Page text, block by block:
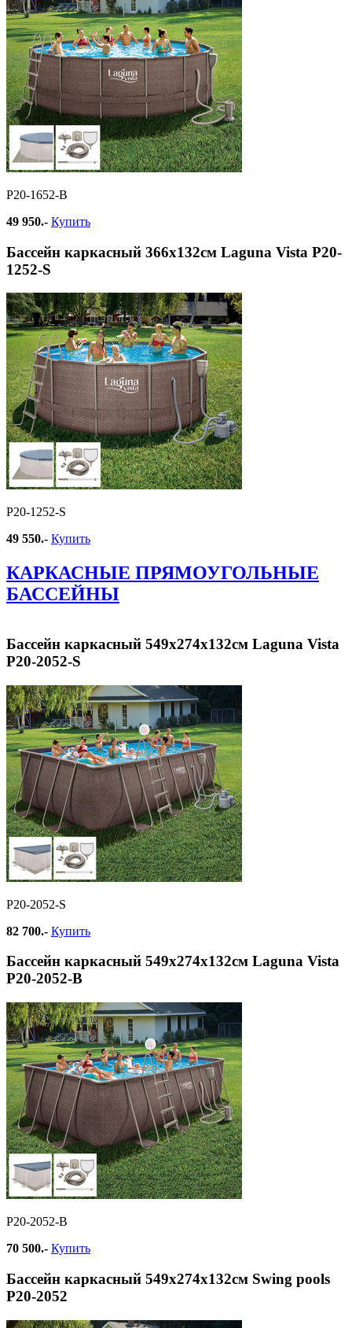
Р20-1652-B
49 950.- Купить
Бассейн каркасный 366х132см Laguna Vista Р20-
1252-S
Р20-1252-S
49 550.- Купить
КАРКАСНЫЕ ПРЯМОУГОЛЬНЫЕ
БАССЕЙНЫ
Бассейн каркасный 549х274х132см Laguna Vista
Р20-2052-S
Р20-2052-S
82 700.- Купить
Бассейн каркасный 549х274х132см Laguna Vista
Р20-2052-В
Р20-2052-B
70 500.- Купить
Бассейн каркасный 549х274х132см Swing pools
Р20-2052